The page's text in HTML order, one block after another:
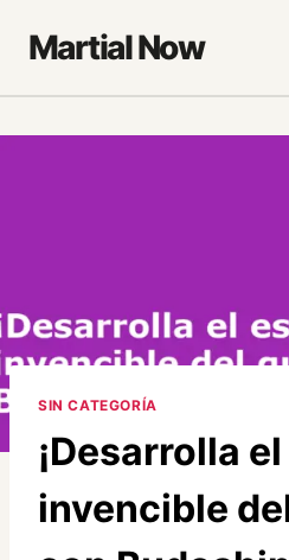
Martial Now
SIN CATEGORÍA
¡Desarrolla
invencible